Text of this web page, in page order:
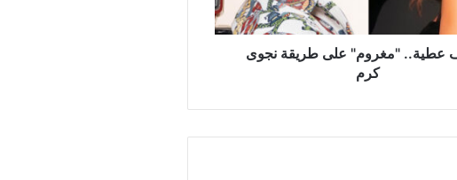
عطية.. "مغروم" على طريقة نجوى
كرم